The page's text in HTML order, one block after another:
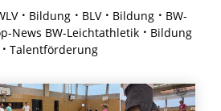
Bildung BLV Bildung
BW-
News BW-Leichtathletik
Bildung
Talentförderung